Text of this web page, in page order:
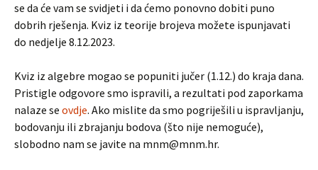
se da će vam se svidjeti i da ćemo ponovno dobiti puno
dobrih rješenja. Kviz iz teorije brojeva možete ispunjavati
do nedjelje 8.12.2023.
Kviz iz algebre mogao se popuniti jučer (1.12.) do kraja dana.
Pristigle odgovore smo ispravili, a rezultati pod zaporkama
nalaze se ovdje. Ako mislite da smo pogriješili u ispravljanju,
bodovanju ili zbrajanju bodova (što nije nemoguće),
slobodno nam se javite na mnm@mnm.hr.